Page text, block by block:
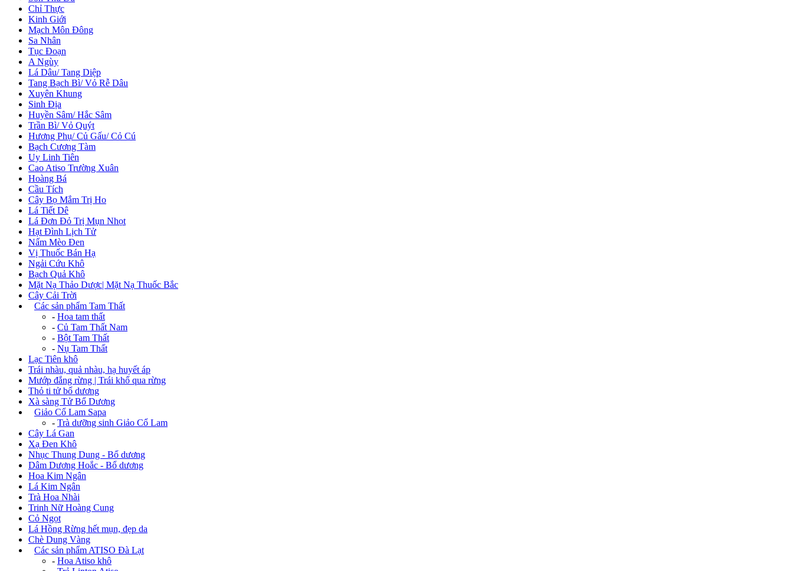
Chỉ Thực
Kinh Giới
Mạch Môn Đông
Sa Nhân
Tục Đoạn
A Ngùy
Lá Dâu/ Tang Diệp
Tang Bạch Bì/ Vỏ Rễ Dâu
Xuyên Khung
Sinh Địa
Huyền Sâm/ Hắc Sâm
Trần Bì/ Vỏ Quýt
Hương Phụ/ Củ Gấu/ Cỏ Cú
Bạch Cương Tàm
Uy Linh Tiên
Cao Atiso Trường Xuân
Hoàng Bá
Cầu Tích
Cây Bọ Mắm Trị Ho
Lá Tiết Dê
Lá Đơn Đỏ Trị Mụn Nhọt
Hạt Đình Lịch Tử
Nấm Mèo Đen
Vị Thuốc Bán Hạ
Ngải Cứu Khô
Bạch Quả Khô
Mặt Nạ Thảo Dược| Mặt Nạ Thuốc Bắc
Cây Cải Trời
Các sản phẩm Tam Thất
- Hoa tam thất
- Củ Tam Thất Nam
- Bột Tam Thất
- Nụ Tam Thất
Lạc Tiên khô
Trái nhàu, quả nhàu, hạ huyết áp
Mướp đắng rừng | Trái khổ qua rừng
Thỏ ti tử bổ dương
Xà sàng Tử Bổ Dương
Giảo Cổ Lam Sapa
- Trà dưỡng sinh Giảo Cổ Lam
Cây Lá Gan
Xạ Đen Khô
Nhục Thung Dung - Bổ dương
Dâm Dương Hoắc - Bổ dương
Hoa Kim Ngân
Lá Kim Ngân
Trà Hoa Nhài
Trinh Nữ Hoàng Cung
Cỏ Ngọt
Lá Hồng Rừng hết mụn, đẹp da
Chè Dung Vàng
Các sản phẩm ATISO Đà Lạt
- Hoa Atiso khô